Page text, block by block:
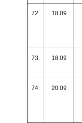
72. 18.09
73. 18.09
74. 20.09